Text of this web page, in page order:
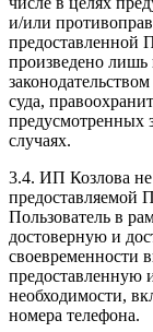
и/или
предоставленной
произведено лишь
суда,
предусмотренных
случаях.
3.4. ИП Козлова не
предоставляемой
Пользователь в
достоверную и
своевременности
предоставленную
необходимости,
номера телефона.